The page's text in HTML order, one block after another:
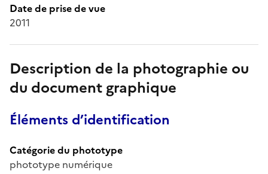
Date de prise de vue
2011
Description de la photographie ou
du document graphique
Éléments d’identification
Catégorie du phototype
phototype numérique